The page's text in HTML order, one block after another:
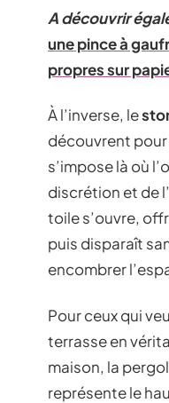
A découvrir
une pince à
propres sur
À l’inverse, le
découvrent pour
s’impose là où
discrétion et de
toile s’ouvre,
puis disparaît
encombrer
Pour ceux qui
terrasse en
maison, la
représente le